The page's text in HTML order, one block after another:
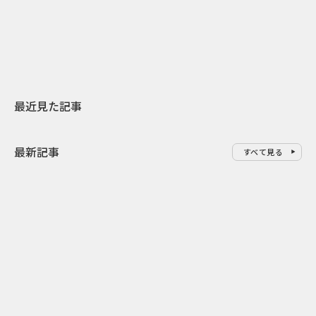
最近見た記事
最新記事 すべて見る